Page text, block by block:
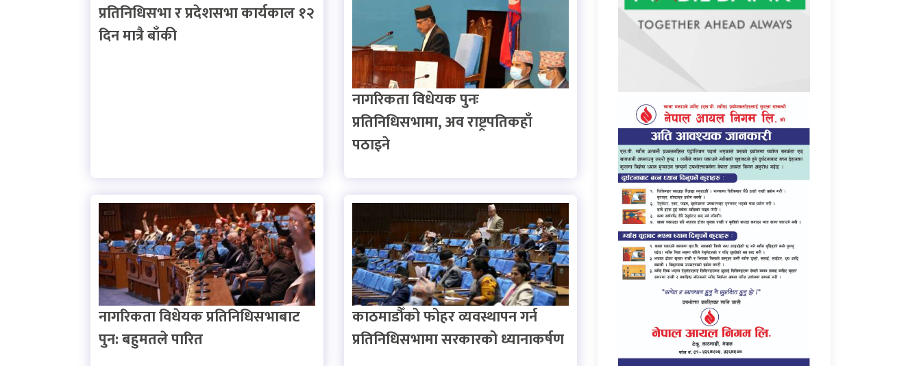
प्रतिनिधिसभा र प्रदेशसभा कार्यकाल १२
दिन मात्रै बाँकी
नागरिकता विधेयक पुनः
प्रतिनिधिसभामा, अव राष्ट्रपतिकहाँ
पठाइने
नागरिकता विधेयक प्रतिनिधिसभाबाट
पुन: बहुमतले पारित
काठमाडौँको फोहर व्यवस्थापन गर्न
प्रतिनिधिसभामा सरकारको ध्यानाकर्षण